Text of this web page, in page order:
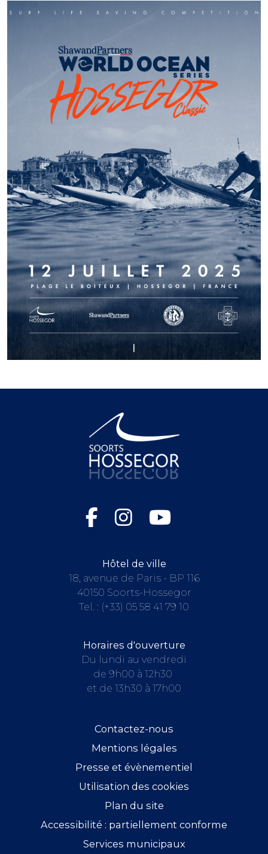
Hôtel de ville
18, avenue de Paris - BP 116
40150 Soorts-Hossegor
Tel. : (+33) 05 58 41 79 10
Horaires d'ouverture
Du lundi au vendredi
de 9h00 à 12h30
et de 13h30 à 17h00
Contactez-nous
Mentions légales
Presse et évènementiel
Utilisation des cookies
Plan du site
Accessibilité : partiellement conforme
Services municipaux